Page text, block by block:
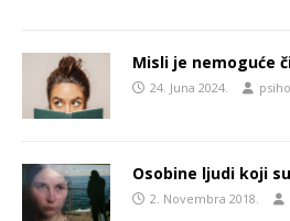
Misli je nemoguće
24. Juna 2024.
Osobine ljudi koji
2. Novembra 2018.